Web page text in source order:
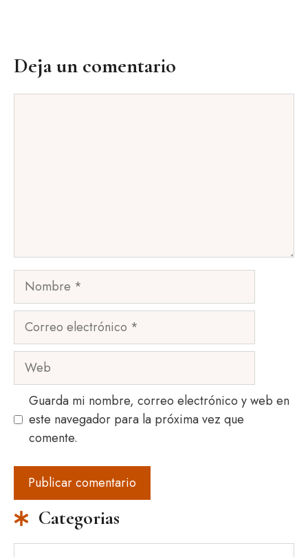
Deja un comentario
Nombre
Correo
Web
Guarda mi nombre, correo electrónico y web en
este navegador para la próxima vez que
comente.
Categorias